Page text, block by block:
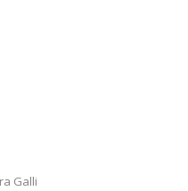
Galli